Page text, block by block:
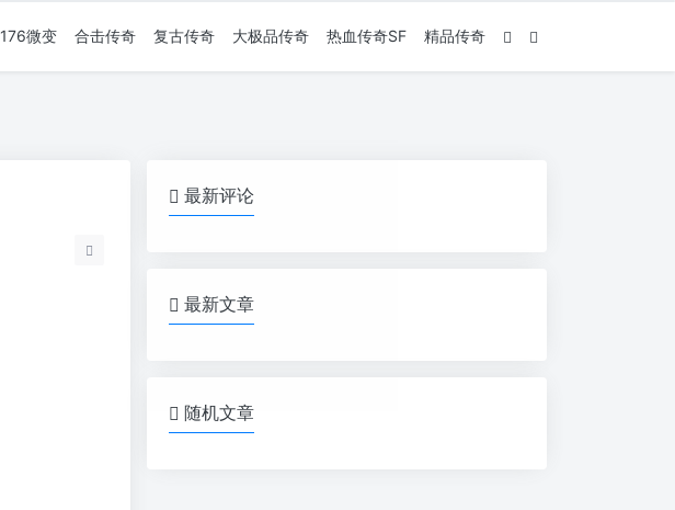
176微变 合击传奇 复古传奇 大极品传奇 热血传奇SF 精品传奇
最新评论
最新文章
随机文章